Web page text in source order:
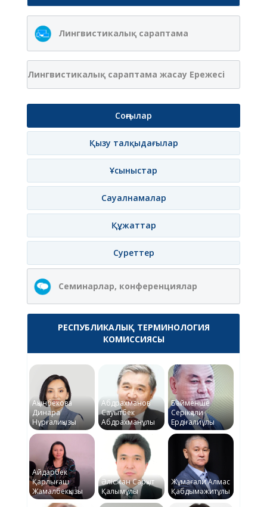
Лингвистикалық сараптама
Лингвистикалық сараптама жасау Ережесі
Соңғылар
Қызу талқыдағылар
Ұсыныстар
Сауалнамалар
Құжаттар
Суреттер
Семинарлар, конференциялар
РЕСПУБЛИКАЛЫҚ ТЕРМИНОЛОГИЯ
КОМИССИЯСЫ
Ақынбекова
Динара
Нұрғалиқызы
Абдрахманов
Сауытбек
Абдрахманұлы
Байменше
Серікқали
Ердіғалиұлы
Айдарбек
Қарлығаш
Жамалбекқызы
Әлісжан Сарқыт
Қалымұлы
Жұмағали Алмас
Қабдымәжитұлы